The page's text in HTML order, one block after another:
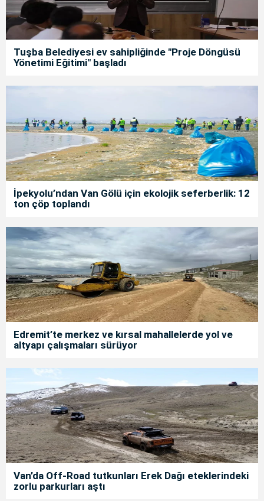
Tuşba Belediyesi ev sahipliğinde "Proje Döngüsü
Yönetimi Eğitimi" başladı
İpekyolu’ndan Van Gölü için ekolojik seferberlik: 12
ton çöp toplandı
Edremit’te merkez ve kırsal mahallelerde yol ve
altyapı çalışmaları sürüyor
Van’da Off-Road tutkunları Erek Dağı eteklerindeki
zorlu parkurları aştı